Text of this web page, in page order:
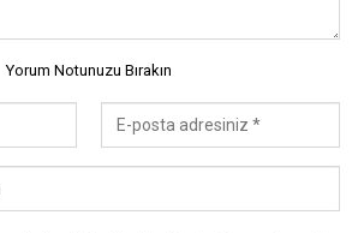
Yorum Notunuzu Bırakın